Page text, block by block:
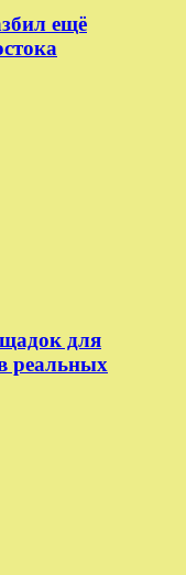
ещё
для
реальных